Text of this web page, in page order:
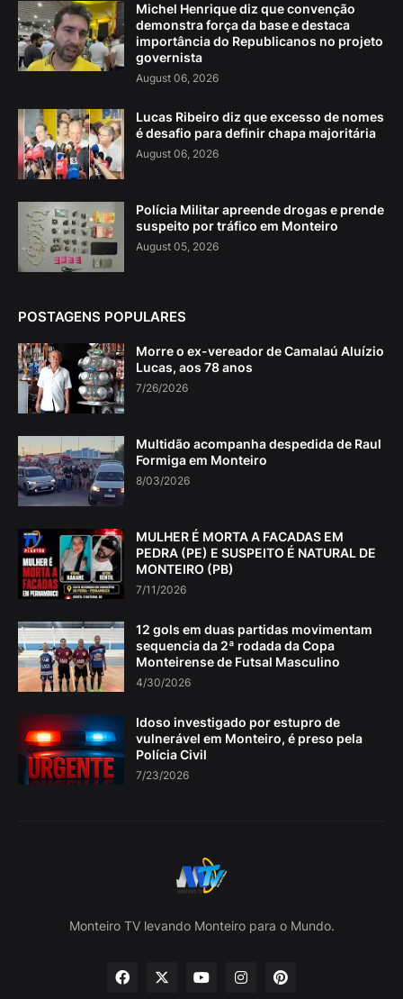
Michel Henrique diz que convenção
demonstra força da base e destaca
importância do Republicanos no projeto
governista
August 06, 2026
Lucas Ribeiro diz que excesso de nomes
é desafio para definir chapa majoritária
August 06, 2026
Polícia Militar apreende drogas e prende
suspeito por tráfico em Monteiro
August 05, 2026
POSTAGENS POPULARES
Morre o ex-vereador de Camalaú Aluízio
Lucas, aos 78 anos
7/26/2026
Multidão acompanha despedida de Raul
Formiga em Monteiro
8/03/2026
MULHER É MORTA A FACADAS EM
PEDRA (PE) E SUSPEITO É NATURAL DE
MONTEIRO (PB)
7/11/2026
12 gols em duas partidas movimentam
sequencia da 2ª rodada da Copa
Monteirense de Futsal Masculino
4/30/2026
Idoso investigado por estupro de
vulnerável em Monteiro, é preso pela
Polícia Civil
7/23/2026
Monteiro TV levando Monteiro para o Mundo.